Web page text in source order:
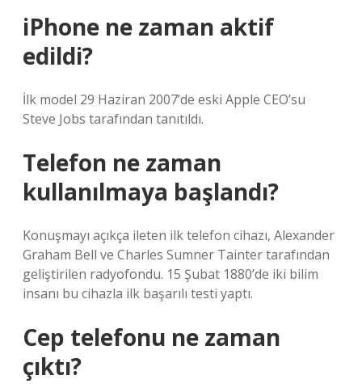
iPhone ne zaman aktif
edildi?
İlk model 29 Haziran 2007’de eski Apple CEO’su
Steve Jobs tarafından tanıtıldı.
Telefon ne zaman
kullanılmaya başlandı?
Konuşmayı açıkça ileten ilk telefon cihazı, Alexander
Graham Bell ve Charles Sumner Tainter tarafından
geliştirilen radyofondu. 15 Şubat 1880’de iki bilim
insanı bu cihazla ilk başarılı testi yaptı.
Cep telefonu ne zaman
çıktı?